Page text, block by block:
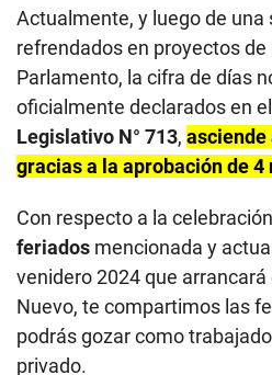
Actualmente, y luego de una
refrendados en proyectos de
Parlamento, la cifra de días
oficialmente declarados en el
Legislativo N° 713, asciende
gracias a la aprobación de
Con respecto a la
feriados mencionada y
venidero 2024 que
Nuevo, te compartimos las
podrás gozar como
privado.